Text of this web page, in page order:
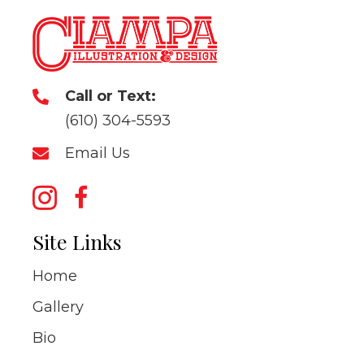
Call or Text:
(610) 304-5593
Email Us
Site Links
Home
Gallery
Bio